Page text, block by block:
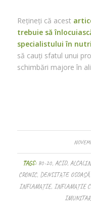
Rețineți că acest
trebuie să
specialistului în
să cauți sfatul unui
schimbări majore în
TAGS: 80-20, ACID, ALCALIN
CRONIC, DENSITATE OSOASĂ,
INFLAMAȚIE, INFLAMAȚIE
IMUNITAR